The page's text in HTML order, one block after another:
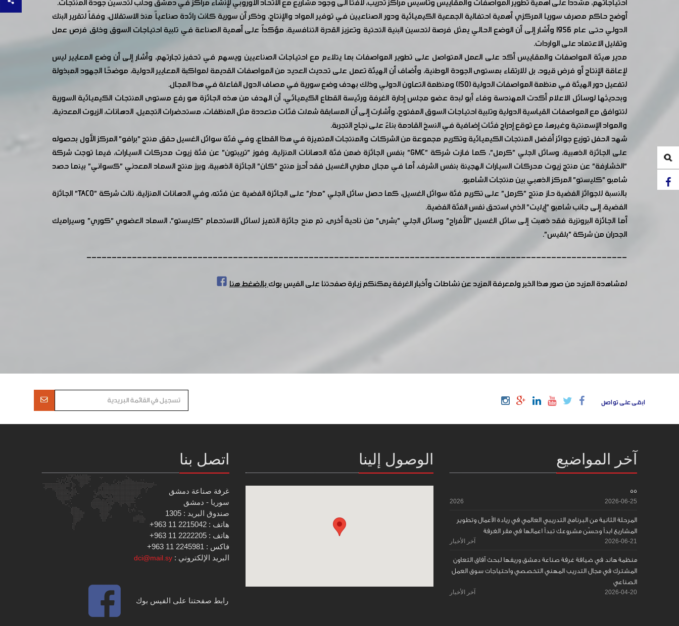
احتياجاتهم، مشدداً على أهمية تطوير المواصفات والمقاييس وتأسيس مراكز تدريب، لأفتاً ألى وجود مشاريع مع الاتحاد الأوروبي لإنشاء مراكز في دمشق وحلب لتحسين جودة المنتجات.
أوضح حاكم مصرف سوريا المركزي أهمية احتفالية الجمعية الكيميائية ودور الصناعيين في توفير المواد والإنتاج، وذكر أن سورية كانت رائدة صناعياً منذ الاستقلال، وفقاً لتقرير البنك
الدولي حتى عام 1956 وأشار إلى أن الوضع الحالي يمثل فرصة لتحسين البنية التحتية وتعزيز القدرة التنافسية، مؤكداً على أهمية الصناعة في تلبية احتياجات السوق وخلق فرص عمل
وتقليل الاعتماد على الواردات.
مدير هيئة المواصفات والمقاييس أكد على العمل المتواصل على تطوير المواصفات بما يتلاءم مع احتياجات الصناعيين ويسهم في تحفيز تجارتهم، وأشار إلى أن وضع المعايير ليس
لإعاقة الإنتاج أو فرض قيود، بل للارتقاء بمستوى الجودة الوطنية، وأضاف أن الهيئة تعمل على تحديث العديد من المواصفات القديمة لمواكبة المعايير الدولية، موضحًا الجهود المبذولة
لتفعيل دور الهيئة في منظمة المواصفات الدولية (ISO) ومنظمة التعاون الدولي وذلك بهدف وضع سورية في مصاف الدول الفاعلة في هذا المجال.
وبحديثها لوسائل الاعلام أكدت المهندسة وفاء أبو لبدة عضو مجلس إدارة الغرفة ورئيسة القطاع الكيميائي، أن الهدف من هذه الجائزة هو رفع مستوى المنتجات الكيميائية السورية
لتتوافق مع المواصفات القياسية الدولية وتلبية احتياجات السوق المفتوح، وأشارت إلى أن المسابقة شملت فئات متعددة مثل المنظفات، مستحضرات التجميل، الدهانات، الزيوت المعدنية،
والمواد الإسمنتية وغيرها، مع توقع إدراج فئات إضافية في النسخ القادمة بناءً على نجاح التجربة.
شهد الحفل توزيع جوائز أفضل المنتجات الكيميائية وتكريم مجموعة من الشركات والمنتجات المتميزة في هذا القطاع، وفي فئة سوائل الغسيل حقق منتج "برافو" المركز الأول بحصوله
على الجائزة الذهبية، وسائل الجلي "كرمل"، كما فازت شركة "GMC" بنفس الجائزة ضمن فئة الدهانات المنزلية، وفوز "تريبتون" عن فئة زيوت محركات السيارات، فيما توجت شركة
"الخشارفة" عن منتج زيوت محركات السيارات الهجينة بنفس الشرف، أما في مجال مطري الغسيل فقد أحرز منتج "كان" الجائزة الذهبية، وبرز منتج السماد المعدني "كسواني" بينما حصد
شامبو "كليستو" المركز الذهبي بين منتجات الشامبو.
بالنسبة للجوائز الفضية حاز منتج "كرمل" على تكريم فئة سوائل الغسيل، كما حصل سائل الجلي "مدار" على الجائزة الفضية عن فئته، وفي الدهانات المنزلية، نالت شركة "TACO" الجائزة
الفضية، إلى جانب شامبو "إيليت" الذي استحق نفس الفئة الفضية.
أما الجائزة البرونزية فقد ذهبت إلى سائل الغسيل "الأفراح" وسائل الجلي "بشرى" من ناحية أخرى، تم منح جائزة التميز لسائل الاستحمام "كليستو"، السماد العضوي "كوري" وسيراميك
الجدران من شركة "بلقيس".
-----------------------------------------------------------------------------------------------------------
لمشاهدة المزيد من صور هذا الخبر ولمعرفة المزيد عن نشاطات وأخبار الغرفة يمكنكم زيارة صفحتنا على الفيس بوكبالضغط هنا
ابقى على تواصل
آخر المواضيع
55
2026-06-25
2026
المرحلة الثانية من البرنامج التدريبي العالمي في ريادة الأعمال وتطوير
المشاريع ابدأ وحسّن مشروعك تبدأ اعمالها في مقر الغرفة
2026-06-21 آخر الأخبار
منظمة هاند في ضيافة غرفة صناعة دمشق وريفها لبحث آفاق التعاون
المشترك في مجال التدريب المهني التخصصي واحتياجات سوق العمل
الصناعي
2026-04-20 آخر الأخبار
الوصول إلينا اتصل بنا
غرفة صناعة دمشق
سوريا - دمشق
صندوق البريد : 1305
هاتف : 2215042 11 963+
هاتف : 2222205 11 963+
فاكس : 2245981 11 963+
البريد الإلكتروني : dci@mail.sy
رابط صفحتنا على الفيس بوك